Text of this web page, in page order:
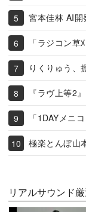
宮本佳林 AI開
「ラジコン
りくりゅう、
『ラヴ上等2
「1DAYメニ
極楽とんぼ山
リアルサウンド